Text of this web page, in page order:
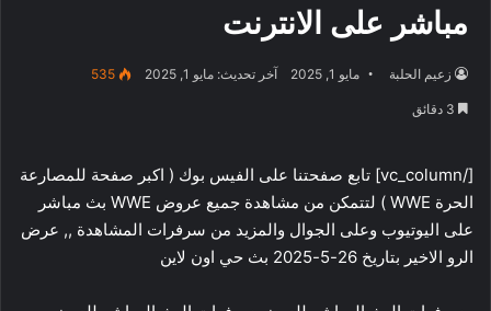
مباشر على الانترنت
زعيم الحلبة مايو 1, 2025 آخر تحديث: مايو 1, 2025 535
[/vc_column] تابع صفحتنا على الفيس بوك ( اكبر صفحة للمصارعة
الحرة WWE ) لتتمكن من مشاهدة جميع عروض WWE بث مباشر
على اليوتيوب وعلى الجوال والمزيد من سرفرات المشاهدة ,, عرض
الرو الاخير بتاريخ 26-5-2025 بث حي اون لاين